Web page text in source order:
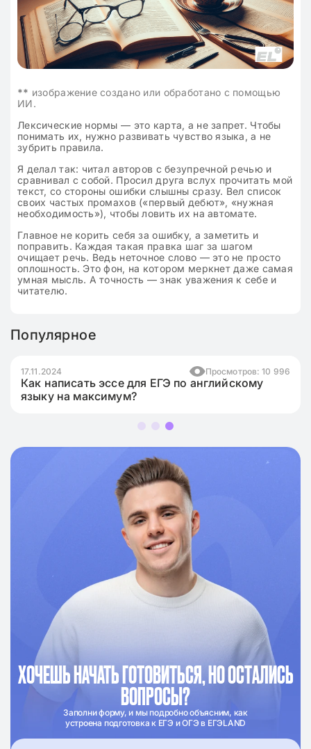
** изображение создано или обработано с помощью
ИИ.
Лексические нормы — это карта, а не запрет. Чтобы
понимать их, нужно развивать чувство языка, а не
зубрить правила.
Я делал так: читал авторов с безупречной речью и
сравнивал с собой. Просил друга вслух прочитать мой
текст, со стороны ошибки слышны сразу. Вел список
своих частых промахов («первый дебют», «нужная
необходимость»), чтобы ловить их на автомате.
Главное не корить себя за ошибку, а заметить и
поправить. Каждая такая правка шаг за шагом
очищает речь. Ведь неточное слово — это не просто
оплошность. Это фон, на котором меркнет даже самая
умная мысль. А точность — знак уважения к себе и
читателю.
ХОЧЕШЬ НАЧАТЬ ГОТОВИТЬСЯ, НО ОСТАЛИСЬ
ВОПРОСЫ?
Заполни форму, и мы подробно объясним, как
устроена подготовка к ЕГЭ и ОГЭ в ЕГЭLAND
Популярное
17.11.2024 Просмотров: 10 996
Как написать эссе для ЕГЭ по английскому
языку на максимум?